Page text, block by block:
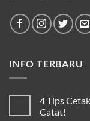
INFO TERBARU
4 Tips
Catat!